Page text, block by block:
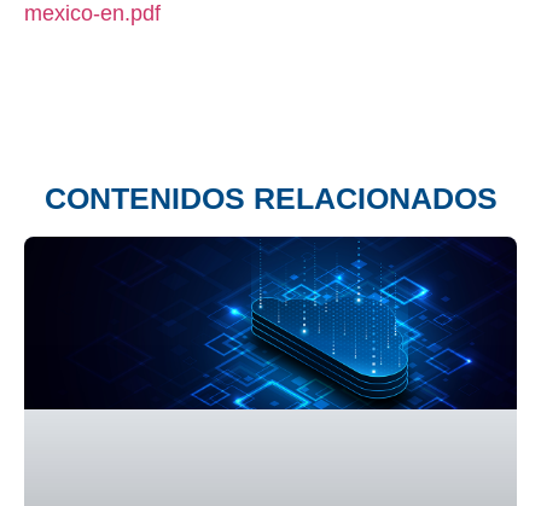
mexico-en.pdf
CONTENIDOS RELACIONADOS